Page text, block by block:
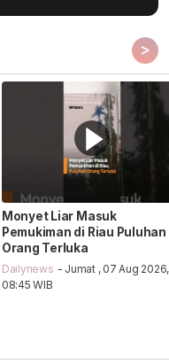
>
Monyet Liar Masuk
Pemukiman di Riau Puluhan
Orang Terluka
Dailynews - Jumat , 07 Aug 2026,
08:45 WIB